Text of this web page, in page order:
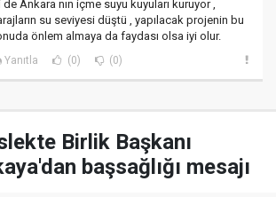
de Ankara nın içme suyu kuyuları kuruyor ,
su seviyesi düştü , yapılacak projenin bu
önlem almaya da faydası olsa iyi olur.
Yanıtla (0) (0)
Birlik Başkanı
başsağlığı mesajı